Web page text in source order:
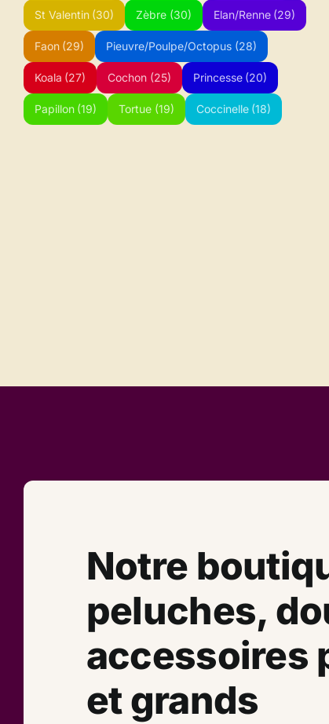
St Valentin (30) Zèbre (30) Elan/Renne (29)
Faon (29) Pieuvre/Poulpe/Octopus (28)
Koala (27) Cochon (25) Princesse (20)
Papillon (19) Tortue (19) Coccinelle (18)
Notre
peluches,
accessoires
et grands